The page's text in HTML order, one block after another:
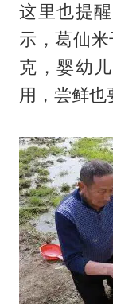
这里也提
示，葛仙
克，婴幼
用，尝鲜也